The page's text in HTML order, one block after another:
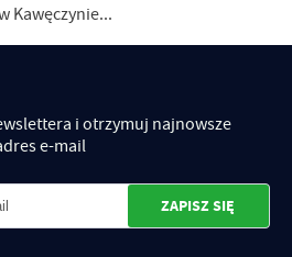
Kawęczynie...
i otrzymuj najnowsze
e-mail